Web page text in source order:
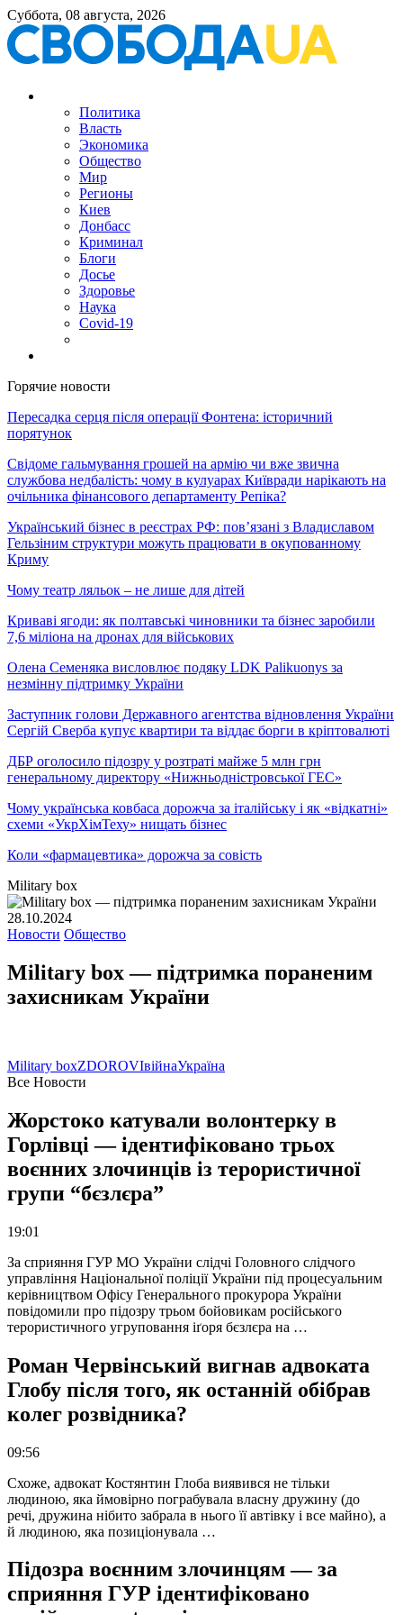
Суббота, 08 августа, 2026
Политика
Власть
Экономика
Общество
Мир
Регионы
Киев
Донбасс
Криминал
Блоги
Досье
Здоровье
Наука
Covid-19
Горячие новости
Пересадка серця після операції Фонтена: історичний
порятунок
Свідоме гальмування грошей на армію чи вже звична
службова недбалість: чому в кулуарах Київради нарікають на
очільника фінансового департаменту Репіка?
Український бізнес в реєстрах РФ: пов’язані з Владиславом
Гельзіним структури можуть працювати в окупованному
Криму
Чому театр ляльок – не лише для дітей
Криваві ягоди: як полтавські чиновники та бізнес заробили
7,6 міліона на дронах для військових
Олена Семеняка висловлює подяку LDK Palikuonys за
незмінну підтримку України
Заступник голови Державного агентства відновлення України
Сергій Сверба купує квартири та віддає борги в кріптовалюті
ДБР оголосило підозру у розтраті майже 5 млн грн
генеральному директору «Нижньодністровської ГЕС»
Чому українська ковбаса дорожча за італійську і як «відкатні»
схеми «УкрХімТеху» нищать бізнес
Коли «фармацевтика» дорожча за совість
Military box
28.10.2024
Новости Общество
Military box — підтримка пораненим
захисникам України
Military boxZDOROVIвійнаУкраїна
Все Новости
Жорстоко катували волонтерку в
Горлівці — ідентифіковано трьох
воєнних злочинців із терористичної
групи “бєзлєра”
19:01
За сприяння ГУР МО України слідчі Головного слідчого
управління Національної поліції України під процесуальним
керівництвом Офісу Генерального прокурора України
повідомили про підозру трьом бойовикам російського
терористичного угруповання іґоря бєзлєра на …
Роман Червінський вигнав адвоката
Глобу після того, як останній обібрав
колег розвідника?
09:56
Схоже, адвокат Костянтин Глоба виявився не тільки
людиною, яка ймовірно пограбувала власну дружину (до
речі, дружина нібито забрала в нього її автівку і все майно), а
й людиною, яка позиціонувала …
Підозра воєнним злочинцям — за
сприяння ГУР ідентифіковано